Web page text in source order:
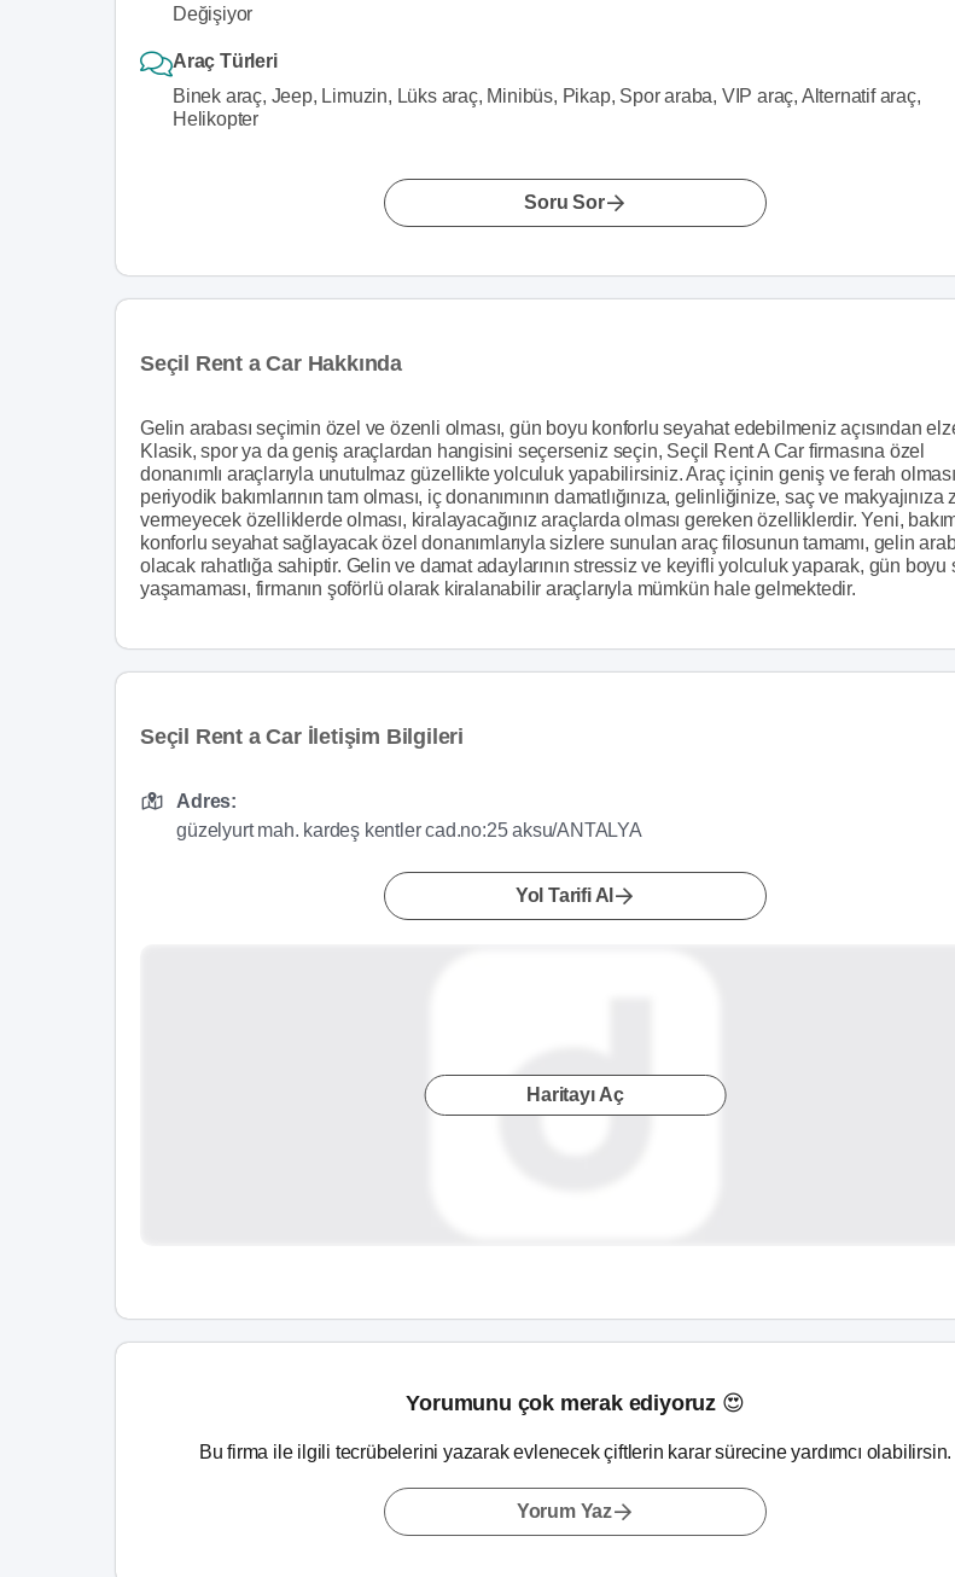
Değişiyor
Araç Türleri
Binek araç, Jeep, Limuzin, Lüks araç, Minibüs, Pikap, Spor araba, VIP araç, Alternatif araç,
Helikopter
Soru Sor
Seçil Rent a Car Hakkında
Gelin arabası seçimin özel ve özenli olması, gün boyu konforlu seyahat edebilmeniz açısından
Klasik, spor ya da geniş araçlardan hangisini seçerseniz seçin, Seçil Rent A Car firmasına özel
donanımlı araçlarıyla unutulmaz güzellikte yolculuk yapabilirsiniz. Araç içinin geniş ve ferah
periyodik bakımlarının tam olması, iç donanımının damatlığınıza, gelinliğinize, saç ve makyajınıza
vermeyecek özelliklerde olması, kiralayacağınız araçlarda olması gereken özelliklerdir. Yeni,
konforlu seyahat sağlayacak özel donanımlarıyla sizlere sunulan araç filosunun tamamı, gelin
olacak rahatlığa sahiptir. Gelin ve damat adaylarının stressiz ve keyifli yolculuk yaparak, gün boyu
yaşamaması, firmanın şoförlü olarak kiralanabilir araçlarıyla mümkün hale gelmektedir.
Seçil Rent a Car İletişim Bilgileri
Adres:
güzelyurt mah. kardeş kentler cad.no:25 aksu/ANTALYA
Yol Tarifi Al
Haritayı Aç
Yorumunu çok merak ediyoruz 😍
Bu firma ile ilgili tecrübelerini yazarak evlenecek çiftlerin karar sürecine yardımcı olabilirsin.
Yorum Yaz